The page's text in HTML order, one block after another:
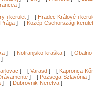
]
i kerület ] [ Hradec Králové-i
Prága ] [ Közép-Csehországi kerület
] [ Notranjsko-kraška ] [
]
] [ Varasd ] [ Kapronca-
] [ Pozsega-Szlavónia ]
] [ Dubrovnik-Neretva ]